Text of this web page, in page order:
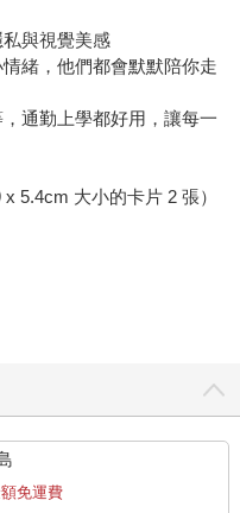
與視覺美感
緒，他們都會默默陪你走
通勤上學都好用，讓每一
5.4cm 大小的卡片 2 張）
免運費